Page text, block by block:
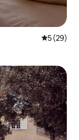
Prosječna
5 (29)
gosti”